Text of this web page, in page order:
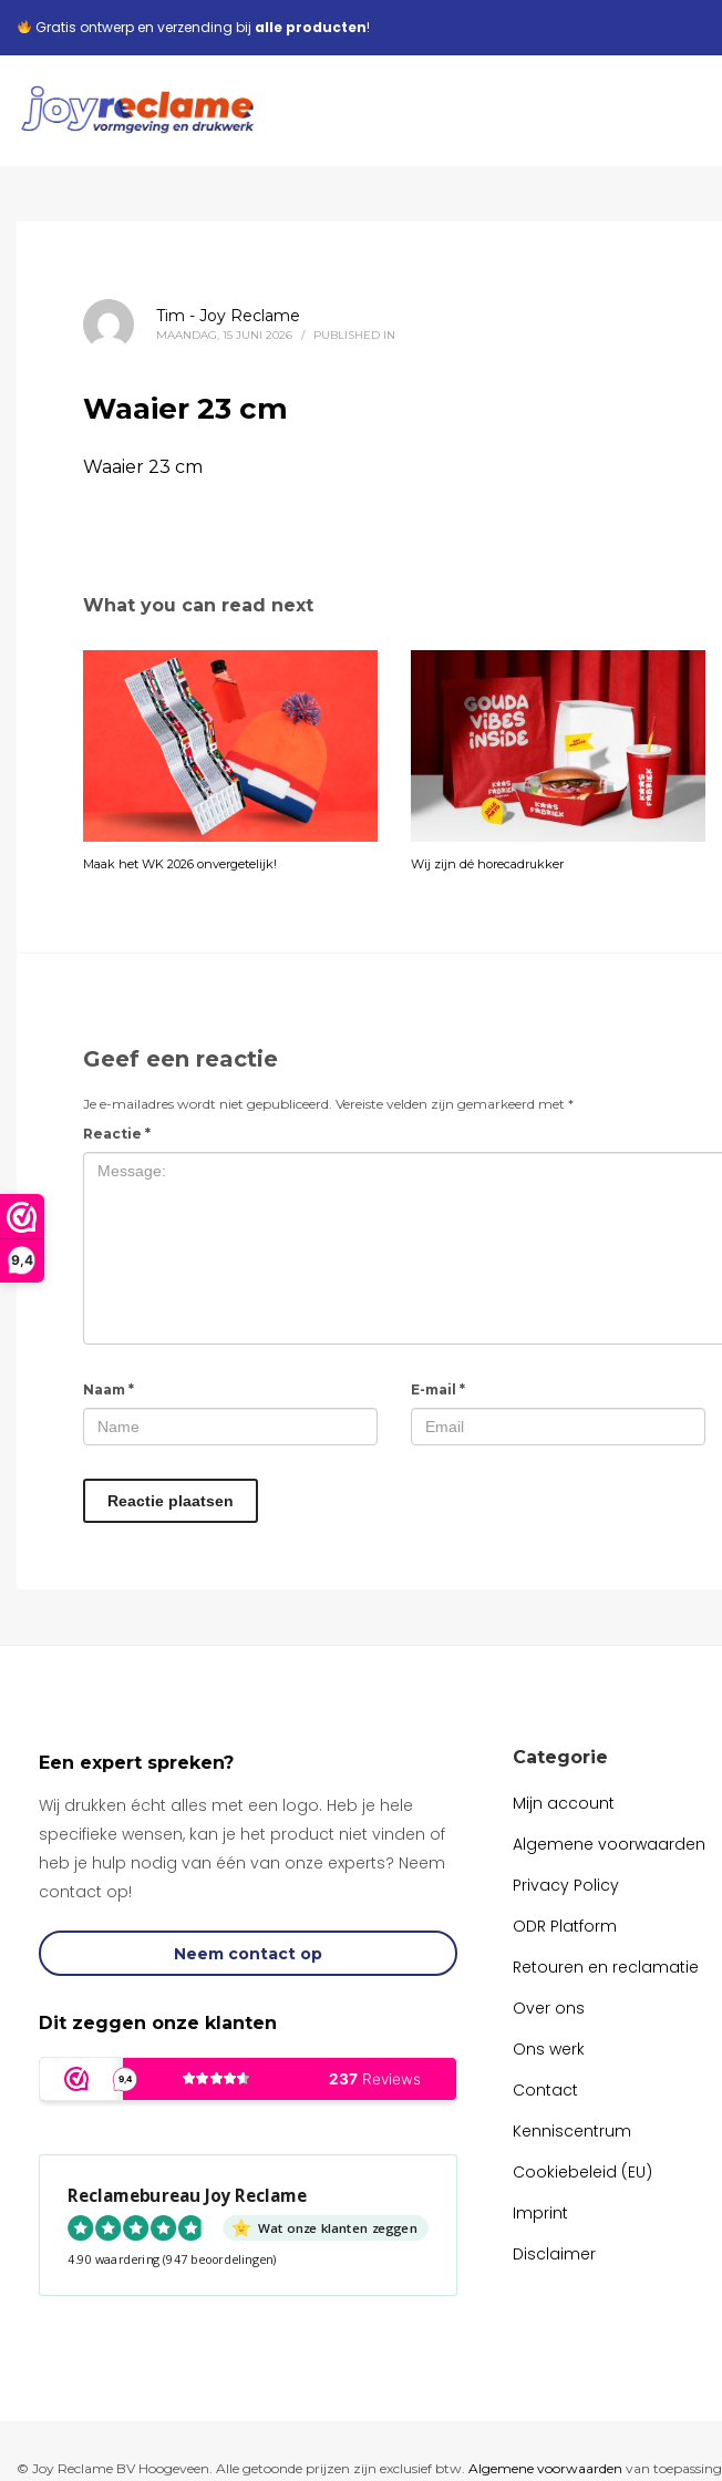
9,4
Gratis ontwerp en verzending bij alle producten!
Tim - Joy Reclame
MAANDAG, 15 JUNI 2026 / PUBLISHED IN
Waaier 23 cm
Waaier 23 cm
What you can read next
Maak het WK 2026 onvergetelijk! Wij zijn dé horecadrukker
Geef een reactie
Je e-mailadres wordt niet gepubliceerd. Vereiste velden zijn gemarkeerd met *
Reactie *
Naam * E-mail *
Een expert spreken?
Wij drukken écht alles met een logo. Heb je hele
specifieke wensen, kan je het product niet vinden of
heb je hulp nodig van één van onze experts? Neem
contact op!
Neem contact op
Dit zeggen onze klanten
Reclamebureau Joy Reclame
Wat onze klanten zeggen
4.90 waardering (947 beoordelingen)
Categorie
Mijn account
Algemene voorwaarden
Privacy Policy
ODR Platform
Retouren en reclamatie
Over ons
Ons werk
Contact
Kenniscentrum
Cookiebeleid (EU)
Imprint
Disclaimer
© Joy Reclame BV Hoogeveen. Alle getoonde prijzen zijn exclusief btw. Algemene voorwaarden van toepassing.